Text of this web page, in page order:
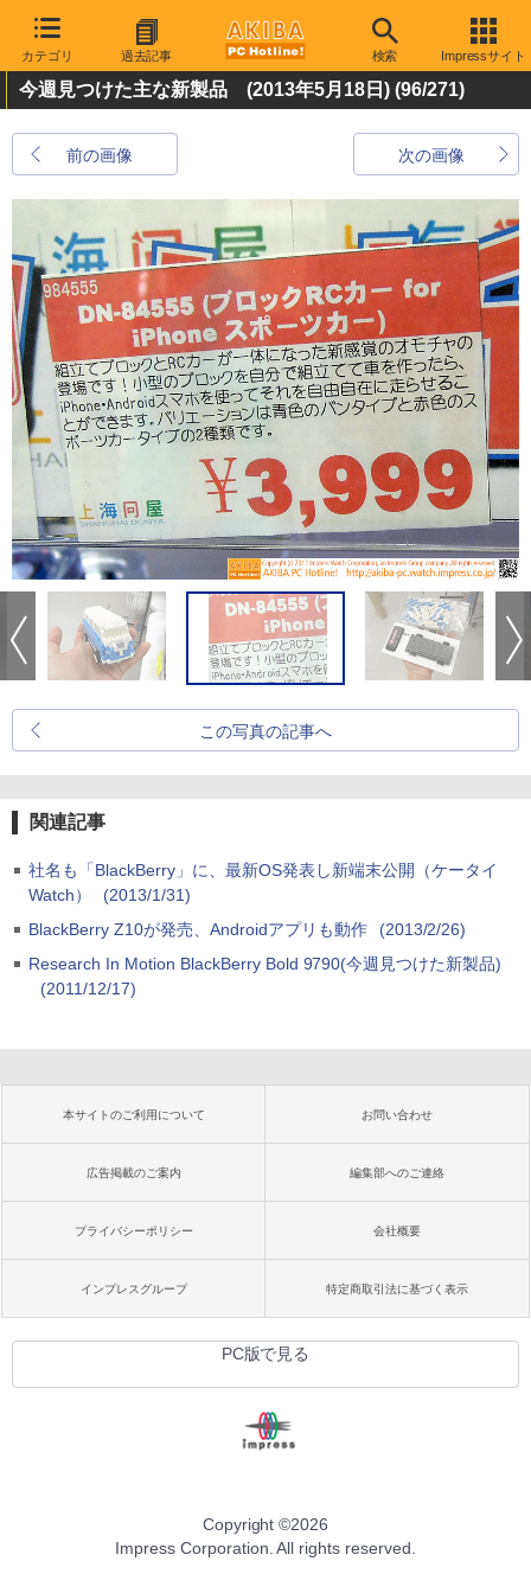
カテゴリ 過去記事 検索 Impressサイト
今週見つけた主な新製品 (2013年5月18日) (96/271)
前の画像 次の画像
この写真の記事へ
関連記事
社名も「BlackBerry」に、最新OS発表し新端末公開（ケータイ
Watch）
(2013/1/31)
BlackBerry Z10が発売、Androidアプリも動作
(2013/2/26)
Research In Motion BlackBerry Bold 9790(今週見つけた新製品)
(2011/12/17)
本サイトのご利用について お問い合わせ
広告掲載のご案内 編集部へのご連絡
プライバシーポリシー 会社概要
インプレスグループ 特定商取引法に基づく表示
PC版で見る
Copyright ©2026
Impress Corporation. All rights reserved.